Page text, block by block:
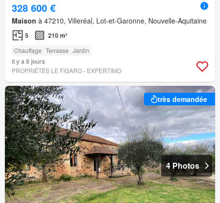
328 600 €
Maison à 47210, Villeréal, Lot-et-Garonne, Nouvelle-Aquitaine
5 210 m²
Chauffage Terrasse Jardin
Il y a 8 jours
PROPRIÉTÉS LE FIGARO - EXPERTIMO
très demandée
4 Photos